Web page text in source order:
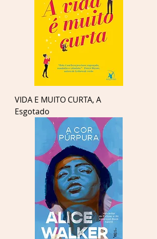
VIDA E MUITO CURTA, A
Esgotado